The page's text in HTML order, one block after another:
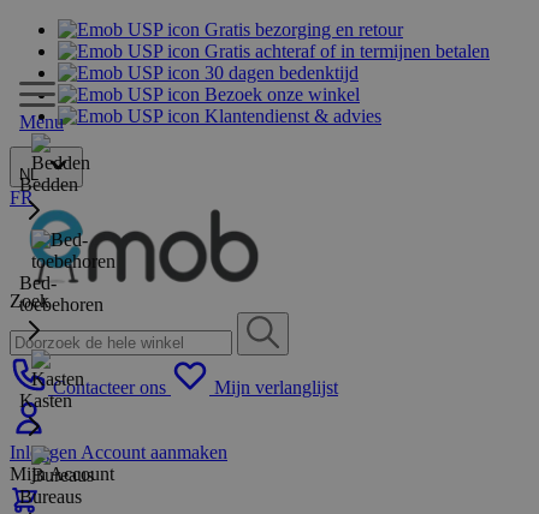
Gratis bezorging en retour
Gratis achteraf of in termijnen betalen
30 dagen bedenktijd
Bezoek onze winkel
Klantendienst & advies
NL
FR
Zoek
Contacteer ons Mijn verlanglijst
Inloggen Account aanmaken
Mijn Account
Menu
Bedden
Bed-
toebehoren
Kasten
Bureaus